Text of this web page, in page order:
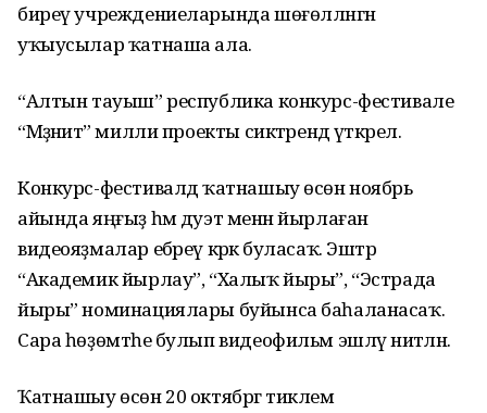
биреү учреждениеларында шөғөлләнгән
уҡыусылар ҡатнаша ала.
“Алтын тауыш” республика конкурс-фестивале
“Мәҙәниәт” милли проекты сиктәрендә үткәрелә.
Конкурс-фестивалдә ҡатнашыу өсөн ноябрь
айында яңғыҙ һәм дуэт менән йырлаған
видеояҙмалар ебәреү кәрәк буласаҡ. Эштәр
“Академик йырлау”, “Халыҡ йыры”, “Эстрада
йыры” номинациялары буйынса баһаланасаҡ.
Сара һөҙөмтәһе булып видеофильм эшләү ниәтләнә.
Ҡатнашыу өсөн 20 октябргә тиклем